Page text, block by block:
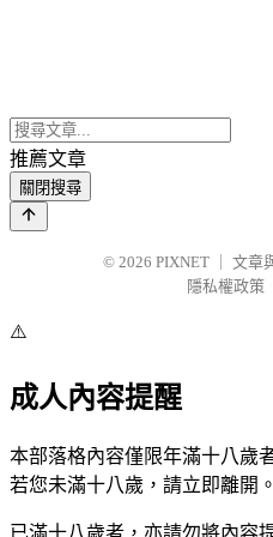
推薦文章
關閉搜尋
© 2026 PIXNET
文章
隱私權政策
⚠️
成人內容提醒
本部落格內容僅限年滿十八歲
若您未滿十八歲，請立即離開。
已滿十八歲者，亦請勿將內容